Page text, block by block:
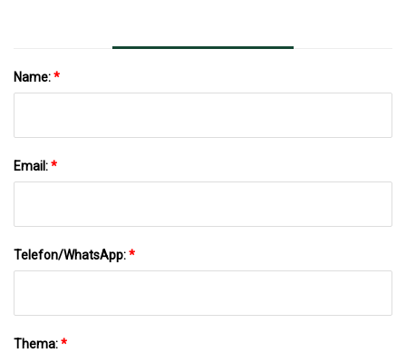
Name:*
Email:*
Telefon/WhatsApp:*
Thema:*